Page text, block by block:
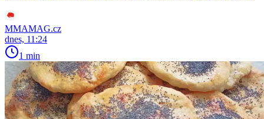
MMAMAG.cz
dnes, 11:24
1 min